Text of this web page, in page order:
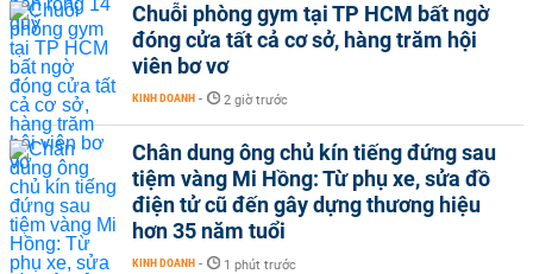
Chuỗi phòng gym tại TP HCM bất ngờ
đóng cửa tất cả cơ sở, hàng trăm hội
viên bơ vơ
KINH DOANH - 2 giờ trước
Chân dung ông chủ kín tiếng đứng sau
tiệm vàng Mi Hồng: Từ phụ xe, sửa đồ
điện tử cũ đến gây dựng thương hiệu
hơn 35 năm tuổi
KINH DOANH - 1 phút trước